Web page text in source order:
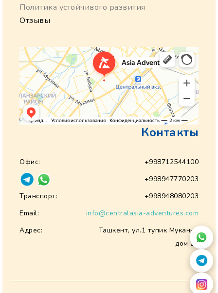
Политика устойчивого развития
Отзывы
Контакты
Офис:
+998712544100
+998947770203
Транспорт:
+998948080203
Email:
info@centralasia-adventures.com
Адрес:
Ташкент, ул.1 тупик Муканна
дом 28